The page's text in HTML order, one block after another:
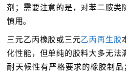
剂；需要注意的是，对苯二胺类
慎用。
三元乙丙橡胶或三元乙丙再生胶
化性能，但单纯的胶料大多无法
耐天候性有严格要求的橡胶制品